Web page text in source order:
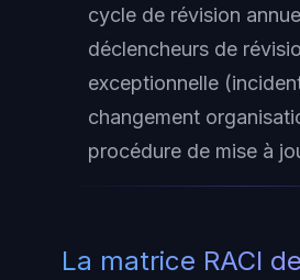
cycle de révision
déclencheurs de
exceptionnelle
changement
procédure de mise à
La matrice RACI de